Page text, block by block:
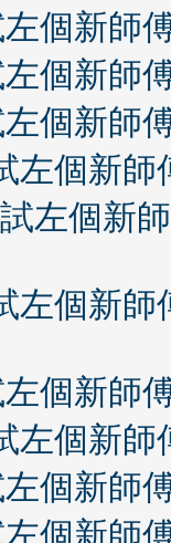
個新師
個新師
個新師
左個新師
左個新
左個新師
個新師
左個新師
個新師
個新師